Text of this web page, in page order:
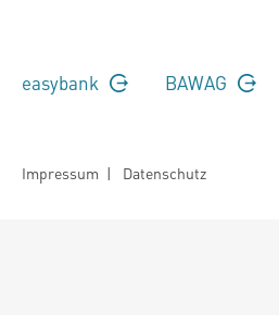
easybank BAWAG
Impressum | Datenschutz